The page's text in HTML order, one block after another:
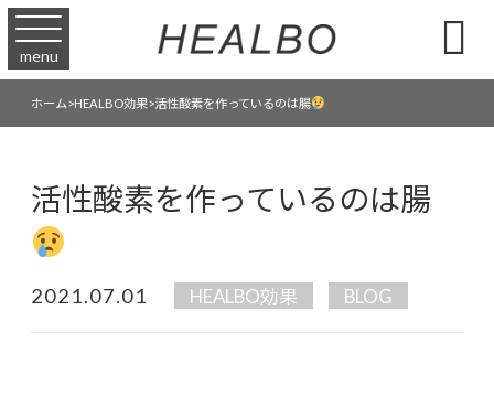
menu 
ホーム>HEALBO効果>活性酸素を作っているのは腸
活性酸素を作っているのは腸
2021.07.01 HEALBO効果 BLOG